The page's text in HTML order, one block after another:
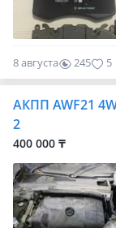
8 августа 245 5
АКПП AWF21
2
400 000 ₸